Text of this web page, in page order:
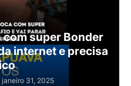
super Bonder
internet e precisa
31, 2025